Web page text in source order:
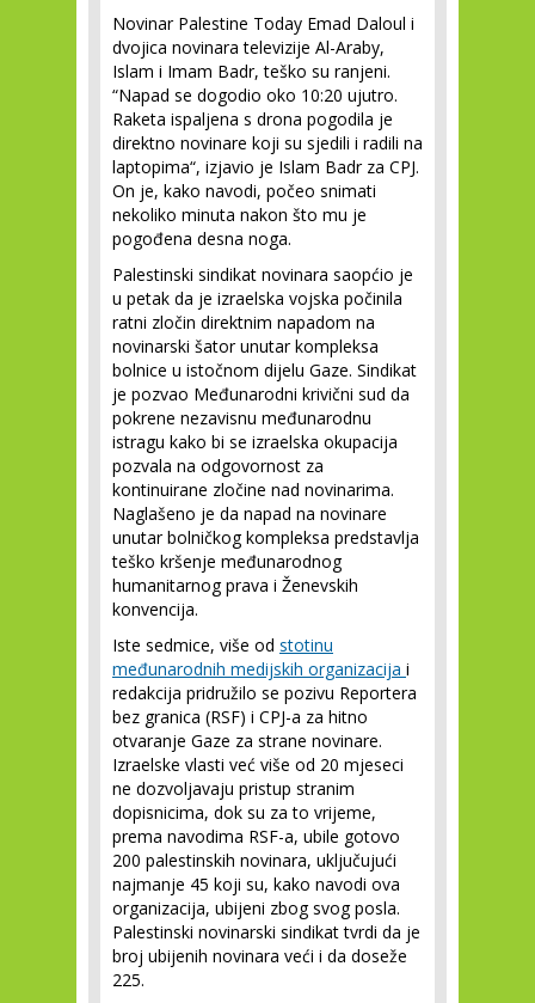
Novinar Palestine Today Emad Daloul i
dvojica novinara televizije Al-Araby,
Islam i Imam Badr, teško su ranjeni.
“Napad se dogodio oko 10:20 ujutro.
Raketa ispaljena s drona pogodila je
direktno novinare koji su sjedili i radili na
laptopima“, izjavio je Islam Badr za CPJ.
On je, kako navodi, počeo snimati
nekoliko minuta nakon što mu je
pogođena desna noga.
Palestinski sindikat novinara saopćio je
u petak da je izraelska vojska počinila
ratni zločin direktnim napadom na
novinarski šator unutar kompleksa
bolnice u istočnom dijelu Gaze. Sindikat
je pozvao Međunarodni krivični sud da
pokrene nezavisnu međunarodnu
istragu kako bi se izraelska okupacija
pozvala na odgovornost za
kontinuirane zločine nad novinarima.
Naglašeno je da napad na novinare
unutar bolničkog kompleksa predstavlja
teško kršenje međunarodnog
humanitarnog prava i Ženevskih
konvencija.
Iste sedmice, više od stotinu
međunarodnih medijskih organizacija i
redakcija pridružilo se pozivu Reportera
bez granica (RSF) i CPJ-a za hitno
otvaranje Gaze za strane novinare.
Izraelske vlasti već više od 20 mjeseci
ne dozvoljavaju pristup stranim
dopisnicima, dok su za to vrijeme,
prema navodima RSF-a, ubile gotovo
200 palestinskih novinara, uključujući
najmanje 45 koji su, kako navodi ova
organizacija, ubijeni zbog svog posla.
Palestinski novinarski sindikat tvrdi da je
broj ubijenih novinara veći i da doseže
225.